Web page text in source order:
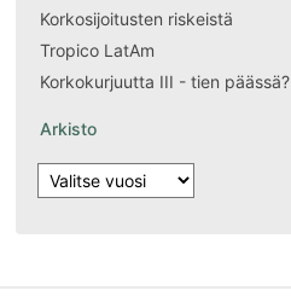
Korkosijoitusten riskeistä
Tropico LatAm
Korkokurjuutta III - tien päässä?
Arkisto